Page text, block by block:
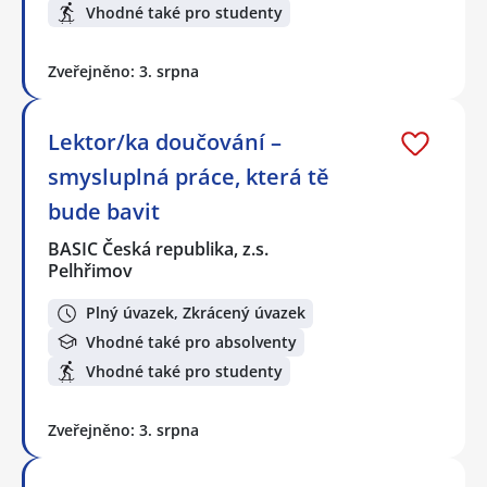
Vhodné také pro studenty
Zveřejněno: 3. srpna
Lektor/ka doučování –
smysluplná práce, která tě
bude bavit
BASIC Česká republika, z.s.
Pelhřimov
Plný úvazek, Zkrácený úvazek
Vhodné také pro absolventy
Vhodné také pro studenty
Zveřejněno: 3. srpna